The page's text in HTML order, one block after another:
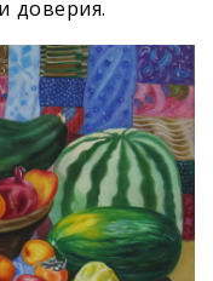
доверия.